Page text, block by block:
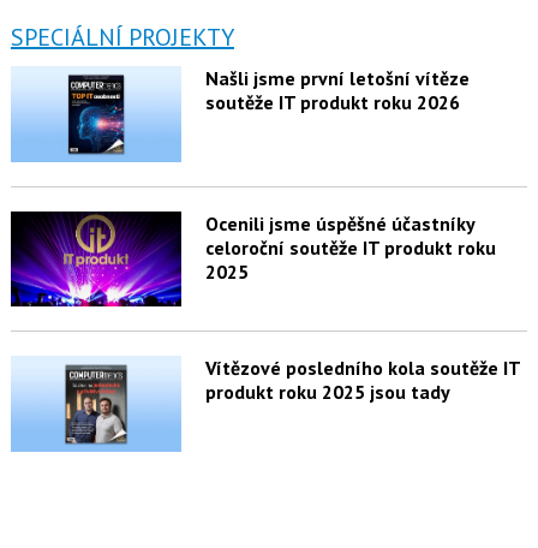
SPECIÁLNÍ PROJEKTY
Našli jsme první letošní vítěze
soutěže IT produkt roku 2026
Ocenili jsme úspěšné účastníky
celoroční soutěže IT produkt roku
2025
Vítězové posledního kola soutěže IT
produkt roku 2025 jsou tady